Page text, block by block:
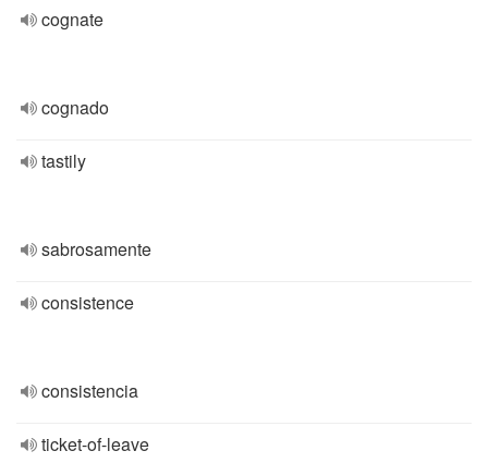
cognate
cognado
tastily
sabrosamente
consistence
consistencia
ticket-of-leave